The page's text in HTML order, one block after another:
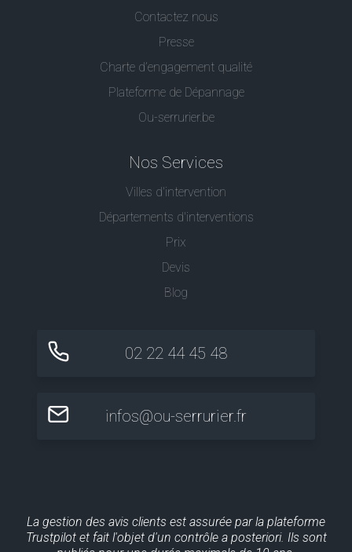
Contactez nous
Presse
Charte d’engagement qualité
Plateforme de Dépannage
Ou-serrurier.be
Nos Services
Villes d'intervention
Départements d'interventions
Prix
Devis
Blog
02 22 44 45 48
infos@ou-serrurier.fr
La gestion des avis clients est assurée par la plateforme
Trustpilot et fait l'objet d'un contrôle a posteriori. Ils sont